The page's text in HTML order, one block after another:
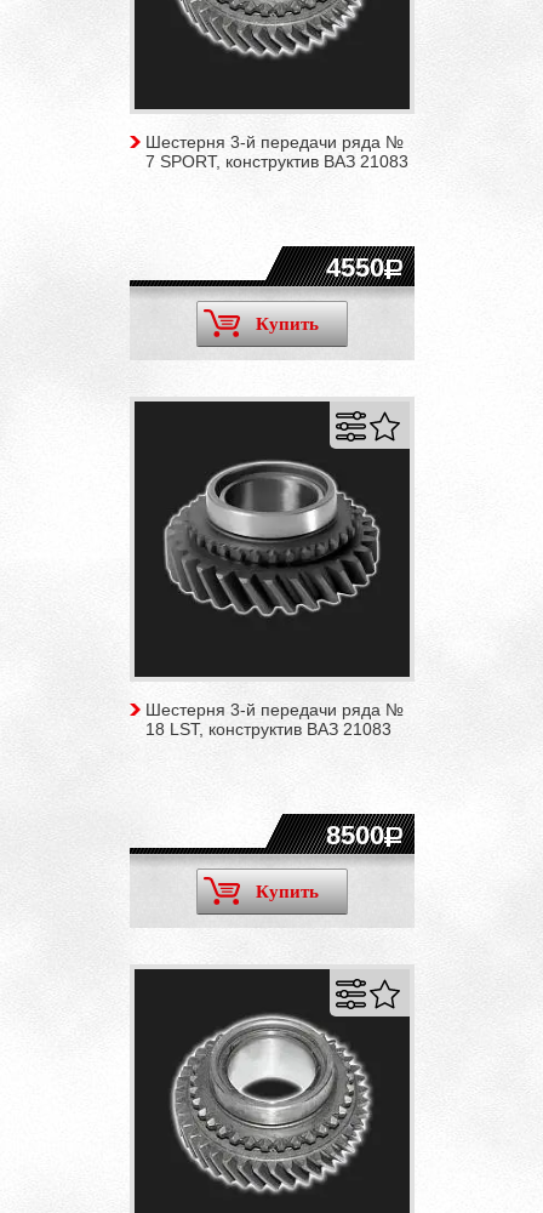
Шестерня 3-й передачи ряда №
7 SPORT, конструктив ВАЗ 21083
4550
Купить
Шестерня 3-й передачи ряда №
18 LST, конструктив ВАЗ 21083
8500
Купить